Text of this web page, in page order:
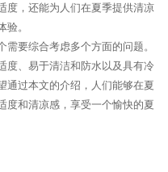
度，还能为人们在夏季提供清凉
。
要综合考虑多个方面的问题。
度、易于清洁和防水以及具有冷
通过本文的介绍，人们能够在夏
度和清凉感，享受一个愉快的夏